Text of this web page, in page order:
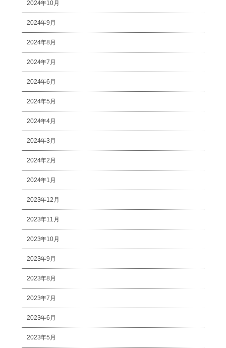
2024年10月
2024年9月
2024年8月
2024年7月
2024年6月
2024年5月
2024年4月
2024年3月
2024年2月
2024年1月
2023年12月
2023年11月
2023年10月
2023年9月
2023年8月
2023年7月
2023年6月
2023年5月